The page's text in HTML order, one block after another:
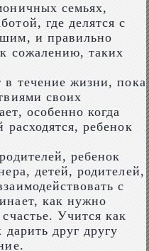
семьях,
где делятся с
и правильно
сожалению, таких
в течение жизни, пока
своих
особенно когда
расходятся, ребенок
ребенок
детей, родителей,
с
как нужно
Учится как
друг другу